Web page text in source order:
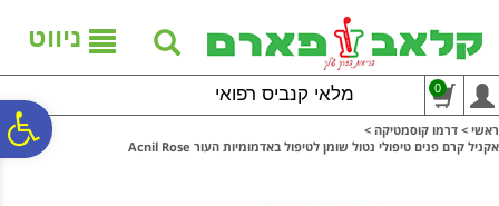
נגישות
אתר
המרכזי
ניווט
מלאי קנביס רפואי 0
ראשי > דרמו קוסמטיקה >
אקניל קרם פנים טיפולי נטול שומן לטיפול באדמומיות העור Acnil Rose